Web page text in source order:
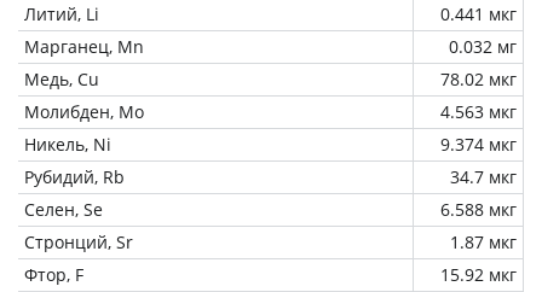
Литий, Li
0.441 мкг
Марганец, Mn
0.032 мг
Медь, Cu
78.02 мкг
Молибден, Mo
4.563 мкг
Никель, Ni
9.374 мкг
Рубидий, Rb
34.7 мкг
Селен, Se
6.588 мкг
Стронций, Sr
1.87 мкг
Фтор, F
15.92 мкг